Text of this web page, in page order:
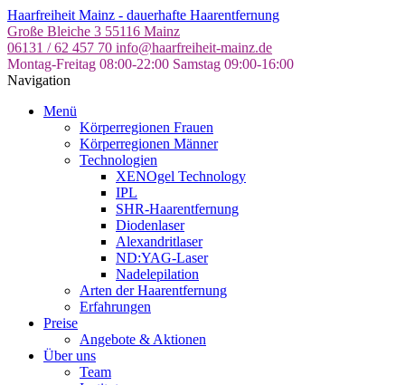
Skip
to
the
content
Haarfreiheit Mainz - dauerhafte Haarentfernung
Große Bleiche 3 55116 Mainz
06131 / 62 457 70 info@haarfreiheit-mainz.de
Montag-Freitag 08:00-22:00 Samstag 09:00-16:00
Navigation
Menü
Körperregionen Frauen
Körperregionen Männer
Technologien
XENOgel Technology
IPL
SHR-Haarentfernung
Diodenlaser
Alexandritlaser
ND:YAG-Laser
Nadelepilation
Arten der Haarentfernung
Erfahrungen
Preise
Angebote & Aktionen
Über uns
Team